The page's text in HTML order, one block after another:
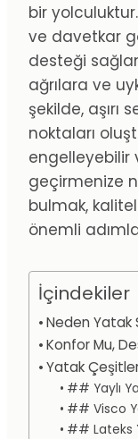
bir
ve davetkar
desteği
ağrılara ve
şekilde, aşırı
noktaları
engelleyebilir
geçirmenize
bulmak,
önemli
İçindekiler
Neden Yatak
Konfor Mu,
Yatak
## Yaylı
## Visco
## Lateks